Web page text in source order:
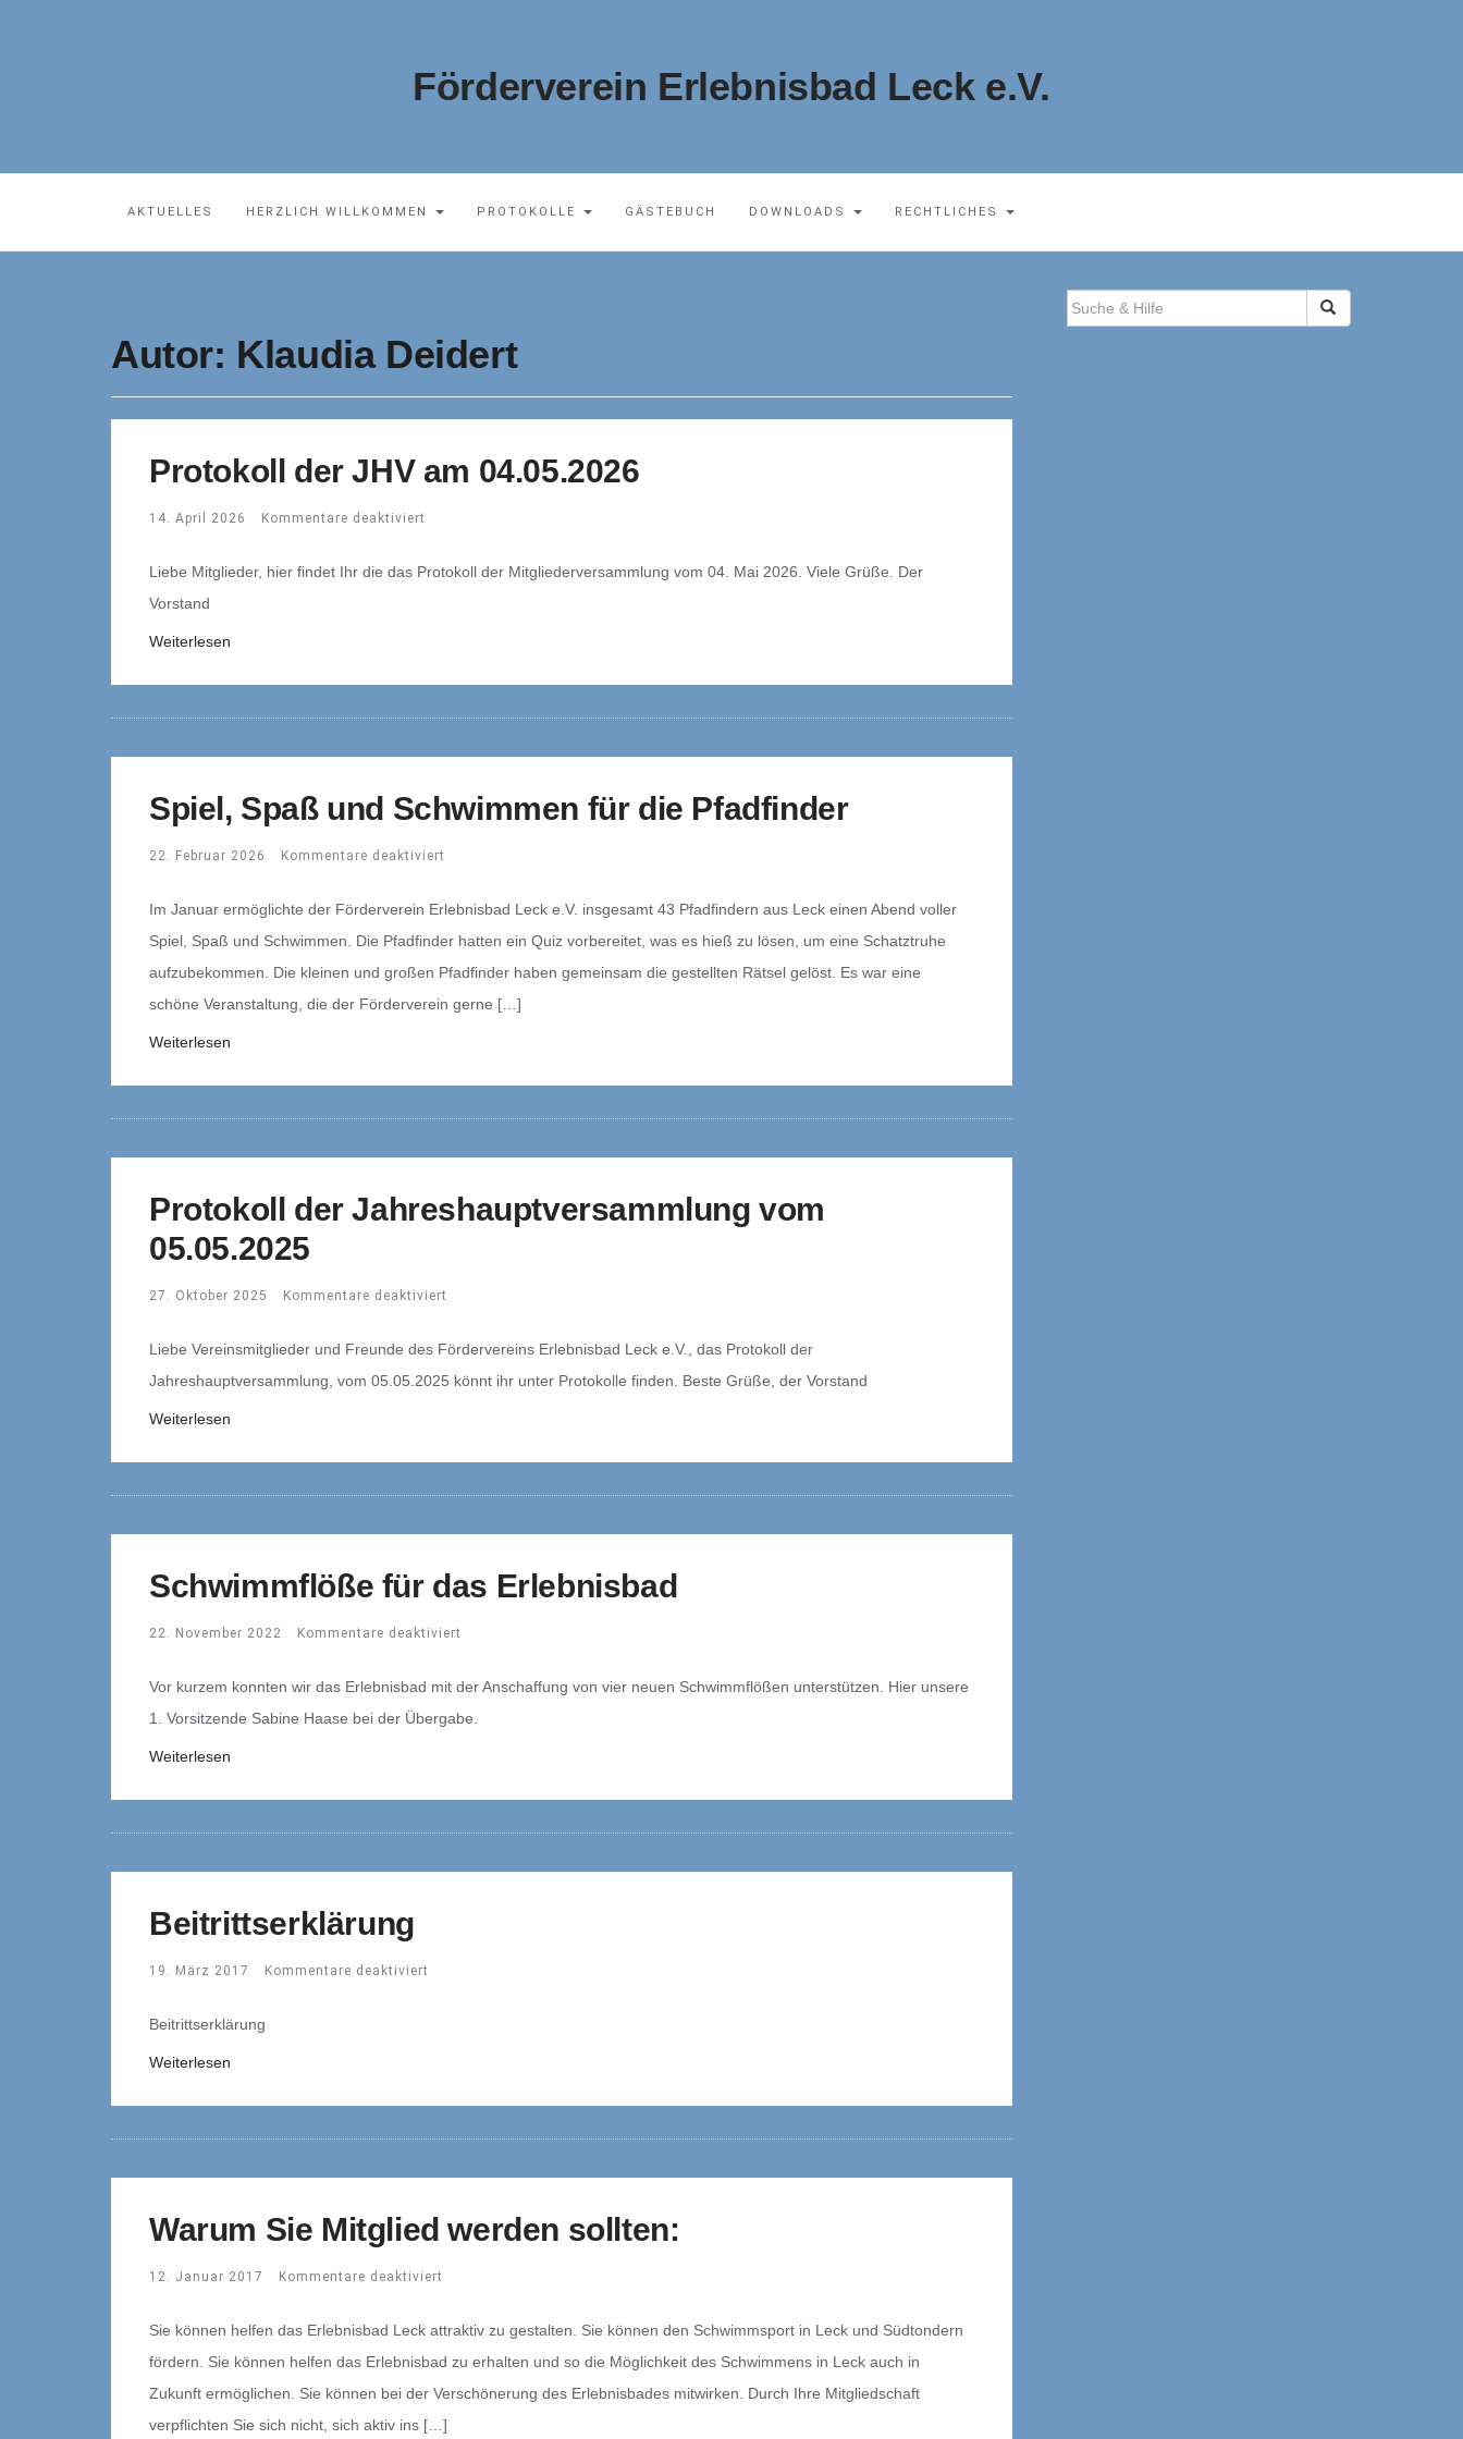
Förderverein Erlebnisbad Leck e.V.
AKTUELLES HERZLICH WILLKOMMEN PROTOKOLLE GÄSTEBUCH DOWNLOADS RECHTLICHES
Autor: Klaudia Deidert
Protokoll der JHV am 04.05.2026
14. April 2026 Kommentare deaktiviert
Liebe Mitglieder, hier findet Ihr die das Protokoll der Mitgliederversammlung vom 04. Mai 2026. Viele Grüße. Der
Vorstand
Weiterlesen
Spiel, Spaß und Schwimmen für die Pfadfinder
22. Februar 2026 Kommentare deaktiviert
Im Januar ermöglichte der Förderverein Erlebnisbad Leck e.V. insgesamt 43 Pfadfindern aus Leck einen Abend voller
Spiel, Spaß und Schwimmen. Die Pfadfinder hatten ein Quiz vorbereitet, was es hieß zu lösen, um eine Schatztruhe
aufzubekommen. Die kleinen und großen Pfadfinder haben gemeinsam die gestellten Rätsel gelöst. Es war eine
schöne Veranstaltung, die der Förderverein gerne […]
Weiterlesen
Protokoll der Jahreshauptversammlung vom
05.05.2025
27. Oktober 2025 Kommentare deaktiviert
Liebe Vereinsmitglieder und Freunde des Fördervereins Erlebnisbad Leck e.V., das Protokoll der
Jahreshauptversammlung, vom 05.05.2025 könnt ihr unter Protokolle finden. Beste Grüße, der Vorstand
Weiterlesen
Schwimmflöße für das Erlebnisbad
22. November 2022 Kommentare deaktiviert
Vor kurzem konnten wir das Erlebnisbad mit der Anschaffung von vier neuen Schwimmflößen unterstützen. Hier unsere
1. Vorsitzende Sabine Haase bei der Übergabe.
Weiterlesen
Beitrittserklärung
19. März 2017 Kommentare deaktiviert
Beitrittserklärung
Weiterlesen
Warum Sie Mitglied werden sollten:
12. Januar 2017 Kommentare deaktiviert
Sie können helfen das Erlebnisbad Leck attraktiv zu gestalten. Sie können den Schwimmsport in Leck und Südtondern
fördern. Sie können helfen das Erlebnisbad zu erhalten und so die Möglichkeit des Schwimmens in Leck auch in
Zukunft ermöglichen. Sie können bei der Verschönerung des Erlebnisbades mitwirken. Durch Ihre Mitgliedschaft
verpflichten Sie sich nicht, sich aktiv ins […]
SUCHEN
NACH: